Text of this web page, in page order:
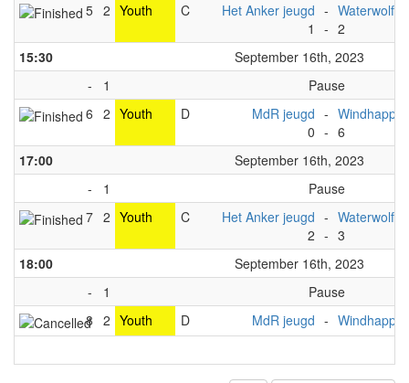
5 2 Youth C
Het Anker jeugd
1
-
-
Waterwolf
2
15:30
September 16th, 2023
-
1
Pause
6 2 Youth D
MdR jeugd
0
-
- 6
17:00
September 16th, 2023
-
1
Pause
7 2 Youth C
Het Anker jeugd
2
-
-
Waterwolf
3
18:00
September 16th, 2023
-
1
Pause
8 2 Youth D MdR jeugd -